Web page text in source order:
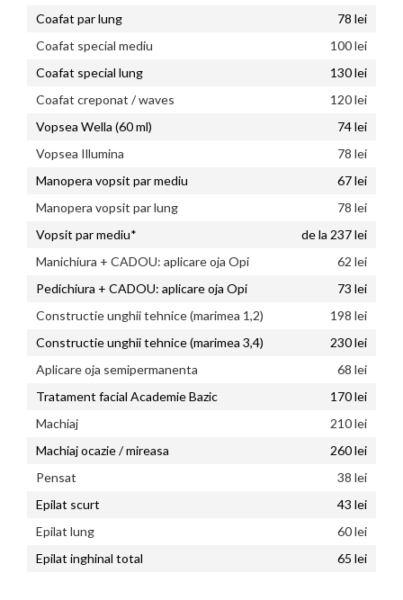
Coafat par lung
78 lei
Coafat special mediu
100 lei
Coafat special lung
130 lei
Coafat creponat / waves
120 lei
Vopsea Wella (60 ml)
74 lei
Vopsea Illumina
78 lei
Manopera vopsit par mediu
67 lei
Manopera vopsit par lung
78 lei
Vopsit par mediu*
de la 237 lei
Manichiura + CADOU: aplicare oja Opi
62 lei
Pedichiura + CADOU: aplicare oja Opi
73 lei
Constructie unghii tehnice (marimea 1,2)
198 lei
Constructie unghii tehnice (marimea 3,4)
230 lei
Aplicare oja semipermanenta
68 lei
Tratament facial Academie Bazic
170 lei
Machiaj
210 lei
Machiaj ocazie / mireasa
260 lei
Pensat
38 lei
Epilat scurt
43 lei
Epilat lung
60 lei
Epilat inghinal total
65 lei